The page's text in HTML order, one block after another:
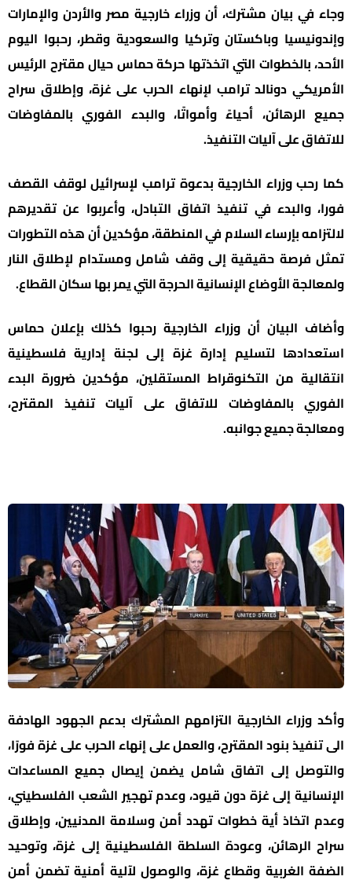
وجاء في بيان مشترك، أن وزراء خارجية مصر والأردن والإمارات
وإندونيسيا وباكستان وتركيا والسعودية وقطر، رحبوا اليوم
الأحد، بالخطوات التي اتخذتها حركة حماس حيال مقترح الرئيس
الأمريكي دونالد ترامب لإنهاء الحرب على غزة، وإطلاق سراح
جميع الرهائن، أحياءً وأمواتًا، والبدء الفوري بالمفاوضات
للاتفاق على آليات التنفيذ.
كما رحب وزراء الخارجية بدعوة ترامب لإسرائيل لوقف القصف
فورا، والبدء في تنفيذ اتفاق التبادل، وأعربوا عن تقديرهم
لالتزامه بإرساء السلام في المنطقة، مؤكدين أن هذه التطورات
تمثل فرصة حقيقية إلى وقف شامل ومستدام لإطلاق النار
ولمعالجة الأوضاع الإنسانية الحرجة التي يمر بها سكان القطاع.
وأضاف البيان أن وزراء الخارجية رحبوا كذلك بإعلان حماس
استعدادها لتسليم إدارة غزة إلى لجنة إدارية فلسطينية
انتقالية من التكنوقراط المستقلين، مؤكدين ضرورة البدء
الفوري بالمفاوضات للاتفاق على آليات تنفيذ المقترح،
ومعالجة جميع جوانبه.
وأكد وزراء الخارجية التزامهم المشترك بدعم الجهود الهادفة
الى تنفيذ بنود المقترح، والعمل على إنهاء الحرب على غزة فورًا،
والتوصل إلى اتفاق شامل يضمن إيصال جميع المساعدات
الإنسانية إلى غزة دون قيود، وعدم تهجير الشعب الفلسطيني،
وعدم اتخاذ أية خطوات تهدد أمن وسلامة المدنيين، وإطلاق
سراح الرهائن، وعودة السلطة الفلسطينية إلى غزة، وتوحيد
الضفة الغربية وقطاع غزة، والوصول لآلية أمنية تضمن أمن